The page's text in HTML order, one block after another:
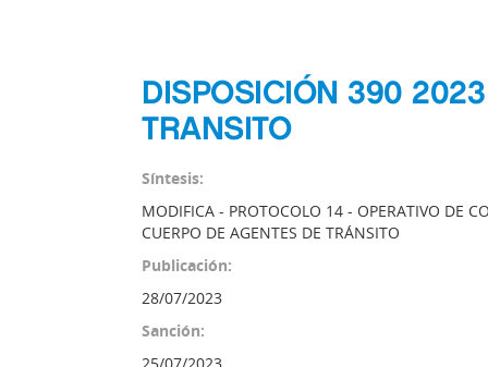
DISPOSICIÓN 390
TRANSITO
Síntesis:
MODIFICA - PROTOCOLO 14 - OPERATIVO DE
CUERPO DE AGENTES DE TRÁNSITO
Publicación:
28/07/2023
Sanción: